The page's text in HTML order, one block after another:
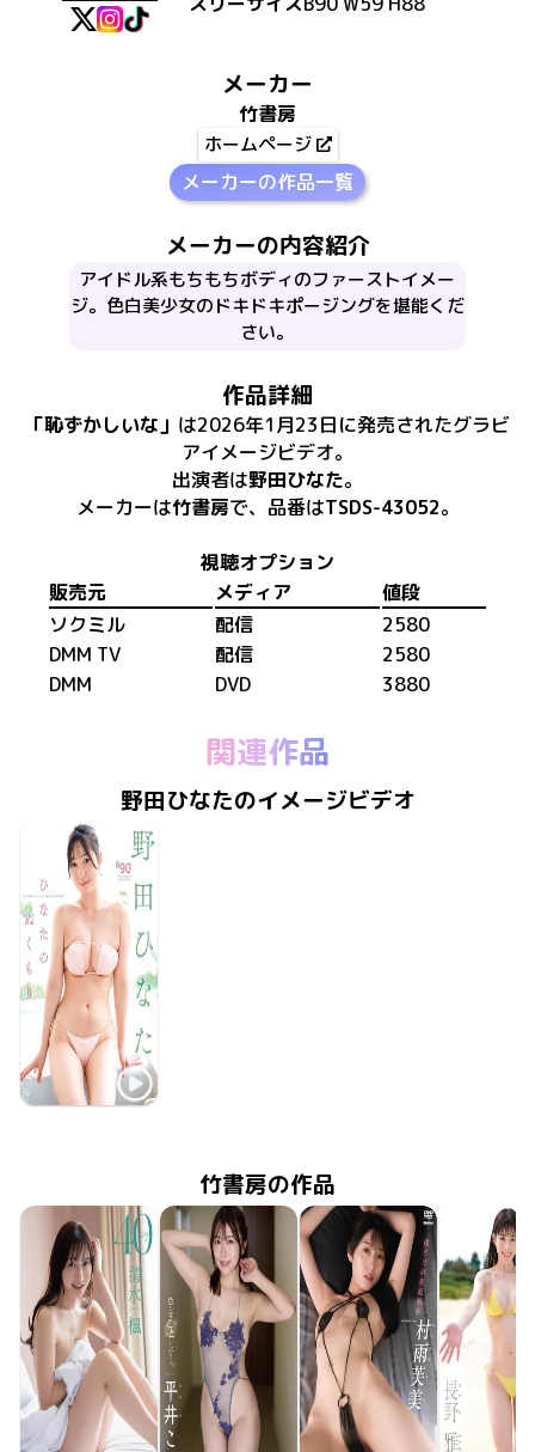
メーカー
竹書房
ホームページ
メーカーの作品一覧
メーカーの内容紹介
アイドル系もちもちボディのファーストイメー
ジ。色白美少女のドキドキポージングを堪能くだ
さい。
作品詳細
「恥ずかしいな 」 は2026年1月23日に発売されたグラビ
アイメージビデオ。
出演者は野田ひなた。
メーカーは竹書房で、​ 品番はTSDS-43052。
視聴オプション
販売元
メディア
値段
ソクミル
配信
2580
DMM TV
配信
2580
DMM
DVD 3880
関連作品
野田ひなたのイメージビデオ
野田ひなた
竹書房の作品